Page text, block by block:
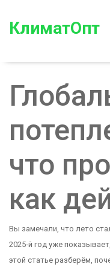
КлиматОпт
что
как
Вы замечали, что лето
2025‑й год уже
этой статье разберём,